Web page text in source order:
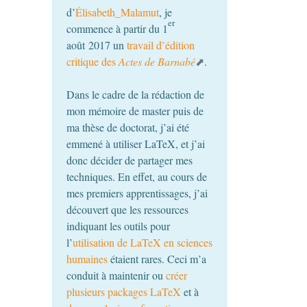
d’Élisabeth_Malamut, je
commence à partir du 1er
août 2017 un travail d’édition
critique desActes de Barnabé .
Dans le cadre de la rédaction de
mon mémoire de master puis de
ma thèse de doctorat, j’ai été
emmené à utiliser LaTeX, et j’ai
donc décider de partager mes
techniques. En effet, au cours de
mes premiers apprentissages, j’ai
découvert que les ressources
indiquant les outils pour
l’utilisation de LaTeX en sciences
humainesétaient rares. Ceci m’a
conduit à maintenir ou créer
plusieurs packages LaTeX et à